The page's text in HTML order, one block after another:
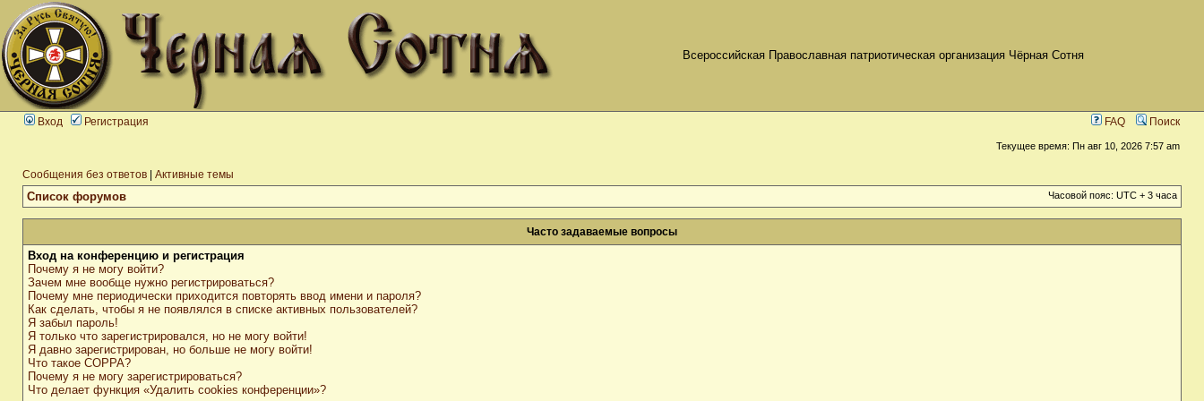
Всероссийская Православная патриотическая организация Чёрная Сотня
Вход Регистрация FAQ Поиск
Текущее время: Пн авг 10, 2026 7:57 am
Сообщения без ответов Активные темы
Список форумов Часовой пояс: UTC + 3 часа
Часто задаваемые вопросы
Вход на конференцию и регистрация
Почему я не могу войти?
Зачем мне вообще нужно регистрироваться?
Почему мне периодически приходится повторять ввод имени и пароля?
Как сделать, чтобы я не появлялся в списке активных пользователей?
Я забыл пароль!
Я только что зарегистрировался, но не могу войти!
Я давно зарегистрирован, но больше не могу войти!
Что такое COPPA?
Почему я не могу зарегистрироваться?
Что делает функция «Удалить cookies конференции»?